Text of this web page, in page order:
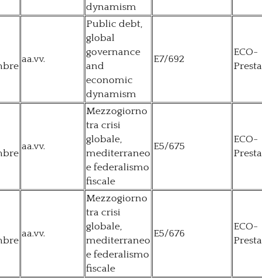
dynamism
aa.vv.
Public debt,
global
governance
and
economic
dynamism
E7/692
ECO-
aa.vv.
Mezzogiorno
tra crisi
globale,
mediterraneo
e federalismo
fiscale
E5/675
ECO-
aa.vv.
Mezzogiorno
tra crisi
globale,
mediterraneo
e federalismo
fiscale
E5/676
ECO-